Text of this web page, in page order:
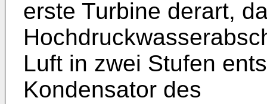
erste Turbine derart,
Luft in zwei Stufen
Kondensator des